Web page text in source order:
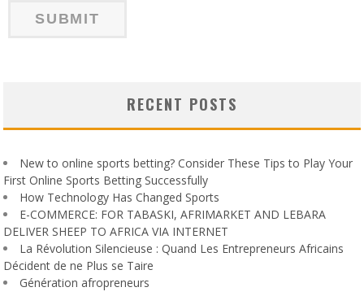
RECENT POSTS
New to online sports betting? Consider These Tips to Play Your
First Online Sports Betting Successfully
How Technology Has Changed Sports
E-COMMERCE: FOR TABASKI, AFRIMARKET AND LEBARA
DELIVER SHEEP TO AFRICA VIA INTERNET
La Révolution Silencieuse : Quand Les Entrepreneurs Africains
Décident de ne Plus se Taire
Génération afropreneurs